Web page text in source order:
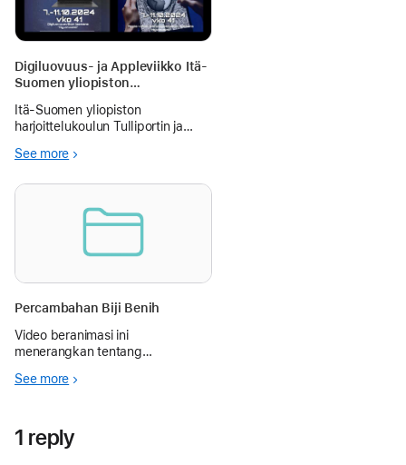
Digiluovuus- ja Appleviikko Itä-
Suomen yliopiston
Itä-Suomen yliopiston
harjoittelukoulun Tulliportin ja
vietettiin inspiroivaa Digiluovuus-
See more
Percambahan Biji Benih
Video beranimasi ini
menerangkan tentang
matapelajaran Sains Tingkatan 1.
See more
1 reply